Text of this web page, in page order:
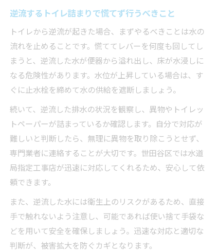
逆流するトイレ詰まりで慌てず行うべきこと
トイレから逆流が起きた場合、まずやるべきことは水の
流れを止めることです。慌ててレバーを何度も回してし
まうと、逆流した水が便器から溢れ出し、床が水浸しに
なる危険性があります。水位が上昇している場合は、す
ぐに止水栓を締めて水の供給を遮断しましょう。
続いて、逆流した排水の状況を観察し、異物やトイレッ
トペーパーが詰まっているか確認します。自分で対応が
難しいと判断したら、無理に異物を取り除こうとせず、
専門業者に連絡することが大切です。世田谷区では水道
局指定工事店が迅速に対応してくれるため、安心して依
頼できます。
また、逆流した水には衛生上のリスクがあるため、直接
手で触れないよう注意し、可能であれば使い捨て手袋な
どを用いて安全を確保しましょう。迅速な対応と適切な
判断が、被害拡大を防ぐカギとなります。